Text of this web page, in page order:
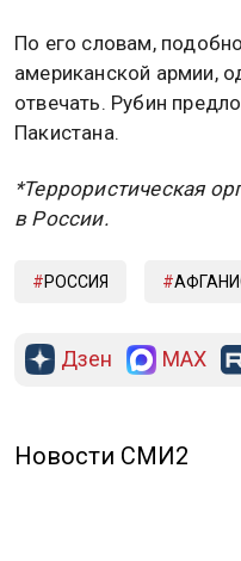
По его словам,
американской армии,
отвечать. Рубин
Пакистана.
*Террористическая
в России.
РОССИЯ
Дзен MAX
Новости СМИ2